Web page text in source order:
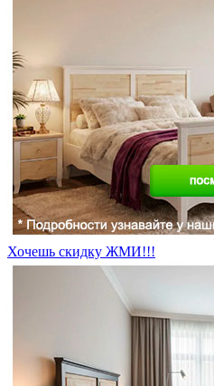
Хочешь скидку ЖМИ!!!